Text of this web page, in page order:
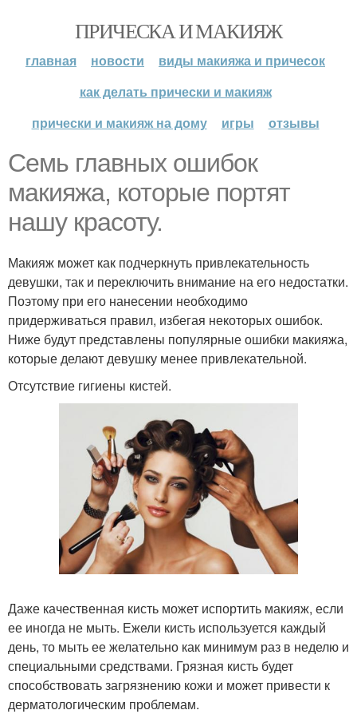
ПРИЧЕСКА И МАКИЯЖ
главная новости
виды макияжа и причесок
как делать прически и макияж
прически и макияж на дому
игры отзывы
Семь главных ошибок
макияжа, которые портят
нашу красоту.
Макияж может как подчеркнуть привлекательность
девушки, так и переключить внимание на его недостатки.
Поэтому при его нанесении необходимо
придерживаться правил, избегая некоторых ошибок.
Ниже будут представлены популярные ошибки макияжа,
которые делают девушку менее привлекательной.
Отсутствие гигиены кистей.
Даже качественная кисть может испортить макияж, если
ее иногда не мыть. Ежели кисть используется каждый
день, то мыть ее желательно как минимум раз в неделю и
специальными средствами. Грязная кисть будет
способствовать загрязнению кожи и может привести к
дерматологическим проблемам.